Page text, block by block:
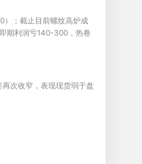
；截止目前螺纹高炉成
期利润亏140-300，热卷
次收窄，表现现货弱于盘